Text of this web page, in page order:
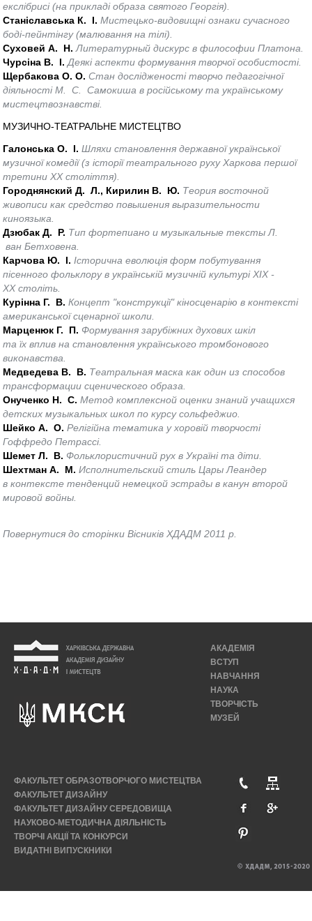
екслібрисі (на прикладі образа святого Георгія).
Станіславська К. І. Мистецько-видовищні ознаки сучасного
боді-пейнтінгу (малювання на тілі).
Суховей А. Н. Литературный дискурс в философии Платона.
Чурсіна В. І. Деякі аспекти формування творчої особистості.
Щербакова О. О. Стан дослідженості творчо педагогічної
діяльності М. С. Самокиша в російському та українському
мистецтвознавстві.
МУЗИЧНО-ТЕАТРАЛЬНЕ МИСТЕЦТВО
Галонська О. І. Шляхи становлення державної української
музичної комедії (з історії театрального руху Харкова першої
третини ХХ століття).
Городнянский Д. Л., Кирилин В. Ю. Теория восточной
живописи как средство повышения выразительности
киноязыка.
Дзюбак Д. Р. Тип фортепиано и музыкальные тексты Л.
ван Бетховена.
Карчова Ю. І. Історична еволюція форм побутування
пісенного фольклору в українській музичній культурі XIX -
XX століть.
Курінна Г. В. Концепт "конструкції" кіносценарію в контексті
американської сценарної школи.
Марценюк Г. П. Формування зарубіжних духових шкіл
та їх вплив на становлення українського тромбонового
виконавства.
Медведева В. В. Театральная маска как один из способов
трансформации сценического образа.
Онученко Н. С. Метод комплексной оценки знаний учащихся
детских музыкальных школ по курсу сольфеджио.
Шейко А. О. Релігійна тематика у хоровій творчості
Гоффредо Петрассі.
Шемет Л. В. Фольклористичний рух в Україні та діти.
Шехтман А. М. Исполнительский стиль Цары Леандер
в контексте тенденций немецкой эстрады в канун второй
мировой войны.
Повернутися до сторінки Вісників ХДАДМ 2011 р.
АКАДЕМІЯ
ВСТУП
НАВЧАННЯ
НАУКА
ТВОРЧІСТЬ
МУЗЕЙ
ФАКУЛЬТЕТ ОБРАЗОТВОРЧОГО МИСТЕЦТВА
ФАКУЛЬТЕТ ДИЗАЙНУ
ФАКУЛЬТЕТ ДИЗАЙНУ СЕРЕДОВИЩА
НАУКОВО-МЕТОДИЧНА ДІЯЛЬНІСТЬ
ТВОРЧІ АКЦІЇ ТА КОНКУРСИ
ВИДАТНІ ВИПУСКНИКИ